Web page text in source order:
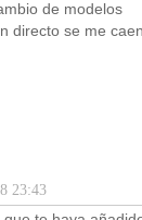
de modelos
directo se me
23:43